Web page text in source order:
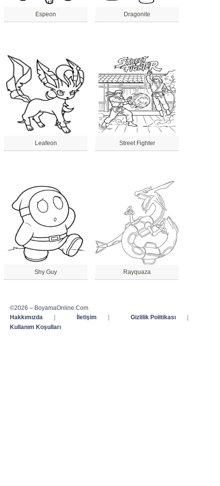
Espeon Dragonite
Leafeon Street Fighter
Shy Guy Rayquaza
©2026 – BoyamaOnline.Com
Hakkımızda
İletişim Gizlilik Politikası
Kullanım Koşulları